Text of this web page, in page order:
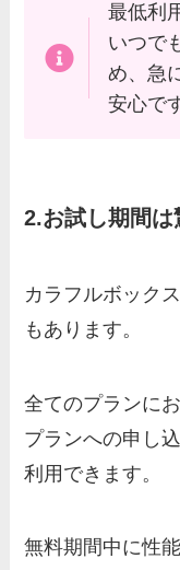
最低利
いつで
め、急
安心で
2.お試し期間は
カラフルボック
もあります。
全てのプランに
プランへの申し
利用できます。
無料期間中に性